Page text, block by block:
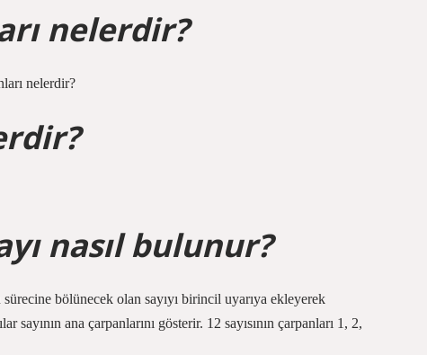
nelerdir?
nelerdir?
nasıl bulunur?
bölünecek olan sayıyı birincil uyarıya ekleyerek
ana çarpanlarını gösterir. 12 sayısının çarpanları 1, 2,